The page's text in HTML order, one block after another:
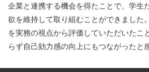
企業と連携する機会を得たことで、学生
欲を維持して取り組むことができました
を実務の視点から評価していただいたこ
らず自己効力感の向上にもつながったと